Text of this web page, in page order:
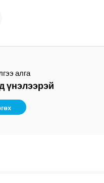
алга
үнэлээрэй